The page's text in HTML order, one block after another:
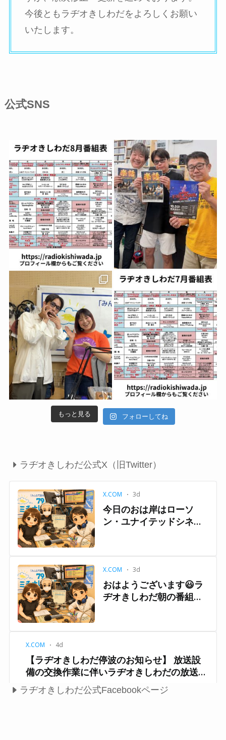
今後ともラヂオきしわだをよろしくお願い
いたします。
公式SNS
もっと見る フォローしてね
ラヂオきしわだ公式X（旧Twitter）
ラヂオきしわだ公式Facebookページ